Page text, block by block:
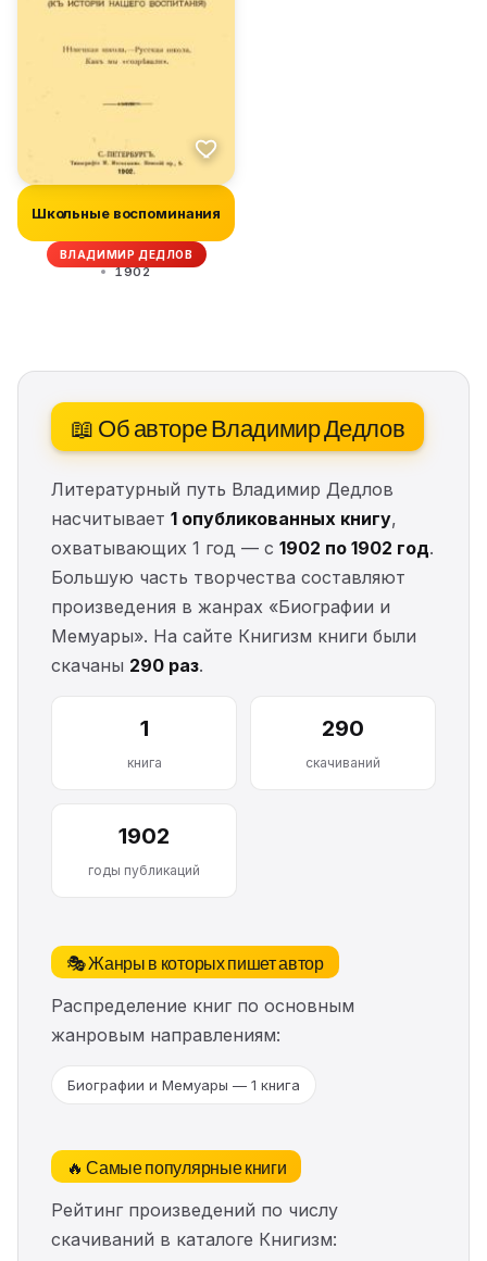
Школьные воспоминания
ВЛАДИМИР ДЕДЛОВ
1902
📖 Об авторе Владимир Дедлов
Литературный путь Владимир Дедлов
насчитывает 1 опубликованных книгу,
охватывающих 1 год — с 1902 по 1902 год.
Большую часть творчества составляют
произведения в жанрах «Биографии и
Мемуары». На сайте Книгизм книги были
скачаны 290 раз.
1
книга
290
скачиваний
1902
годы публикаций
🎭 Жанры в которых пишет автор
Распределение книг по основным
жанровым направлениям:
Биографии и Мемуары — 1 книга
🔥 Самые популярные книги
Рейтинг произведений по числу
скачиваний в каталоге Книгизм: